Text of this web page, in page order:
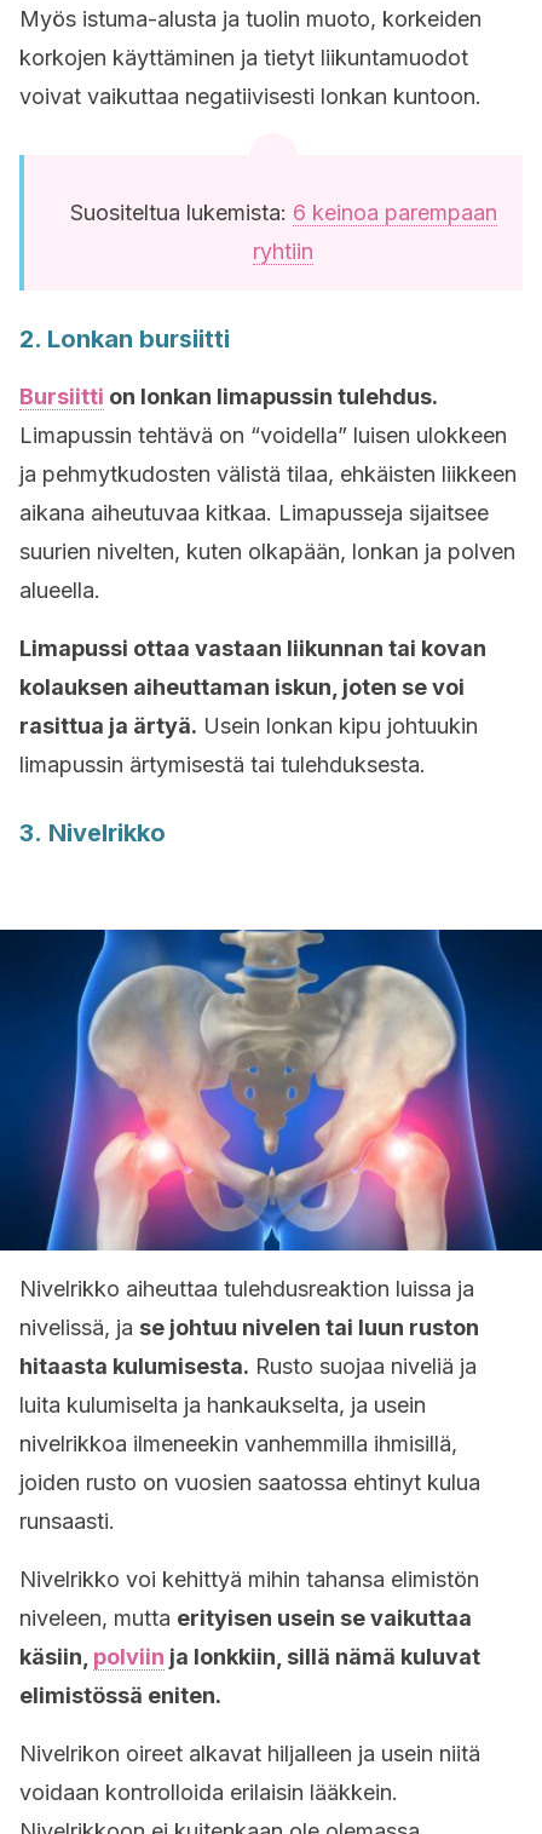
Myös istuma-alusta ja tuolin muoto, korkeiden
korkojen käyttäminen ja tietyt liikuntamuodot
voivat vaikuttaa negatiivisesti lonkan kuntoon.
Suositeltua lukemista: 6 keinoa parempaan
ryhtiin
2. Lonkan bursiitti
Bursiitti on lonkan limapussin tulehdus.
Limapussin tehtävä on “voidella” luisen ulokkeen
ja pehmytkudosten välistä tilaa, ehkäisten liikkeen
aikana aiheutuvaa kitkaa. Limapusseja sijaitsee
suurien nivelten, kuten olkapään, lonkan ja polven
alueella.
Limapussi ottaa vastaan liikunnan tai kovan
kolauksen aiheuttaman iskun, joten se voi
rasittua ja ärtyä. Usein lonkan kipu johtuukin
limapussin ärtymisestä tai tulehduksesta.
3. Nivelrikko
Nivelrikko aiheuttaa tulehdusreaktion luissa ja
nivelissä, ja se johtuu nivelen tai luun ruston
hitaasta kulumisesta. Rusto suojaa niveliä ja
luita kulumiselta ja hankaukselta, ja usein
nivelrikkoa ilmeneekin vanhemmilla ihmisillä,
joiden rusto on vuosien saatossa ehtinyt kulua
runsaasti.
Nivelrikko voi kehittyä mihin tahansa elimistön
niveleen, mutta erityisen usein se vaikuttaa
käsiin, polviin ja lonkkiin, sillä nämä kuluvat
elimistössä eniten.
Nivelrikon oireet alkavat hiljalleen ja usein niitä
voidaan kontrolloida erilaisin lääkkein.